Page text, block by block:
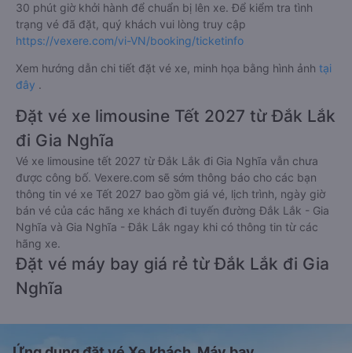
30 phút giờ khởi hành để chuẩn bị lên xe. Để kiểm tra tình
trạng vé đã đặt, quý khách vui lòng truy cập
https://vexere.com/vi-VN/booking/ticketinfo
Xem hướng dẫn chi tiết đặt vé xe, minh họa bằng hình ảnh tại
đây .
Đặt vé xe limousine Tết 2027 từ Đắk Lắk
đi Gia Nghĩa
Vé xe limousine tết 2027 từ Đắk Lắk đi Gia Nghĩa vẫn chưa
được công bố. Vexere.com sẽ sớm thông báo cho các bạn
thông tin vé xe Tết 2027 bao gồm giá vé, lịch trình, ngày giờ
bán vé của các hãng xe khách đi tuyến đường Đắk Lắk - Gia
Nghĩa và Gia Nghĩa - Đắk Lắk ngay khi có thông tin từ các
hãng xe.
Đặt vé máy bay giá rẻ từ Đắk Lắk đi Gia
Nghĩa